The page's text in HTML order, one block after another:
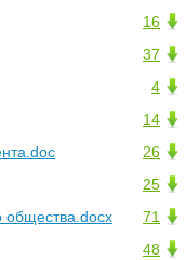
16
37
4
14
26
25
71
общества.docx
48